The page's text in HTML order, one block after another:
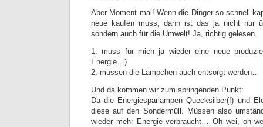
Aber Moment mal! Wenn die Dinger so schnell
neue kaufen muss, dann ist das ja nicht nur
sondern auch für die Umwelt! Ja, richtig gelesen.
1. muss für mich ja wieder eine neue
Energie…)
2. müssen die Lämpchen auch entsorgt werden…
Und da kommen wir zum springenden Punkt:
Da die Energiesparlampen Quecksilber(!) und
diese auf den Sondermüll. Müssen also
wieder mehr Energie verbraucht… Oh wei, oh